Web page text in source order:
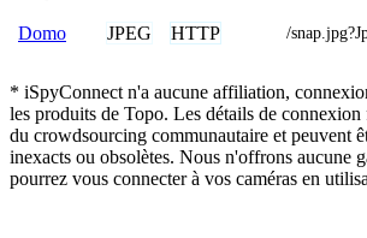
Domo JPEG HTTP /
* iSpyConnect n'a aucune affiliation,
les produits de Topo. Les détails de
du crowdsourcing communautaire et peuvent
inexacts ou obsolètes. Nous n'offrons aucune
pourrez vous connecter à vos caméras en